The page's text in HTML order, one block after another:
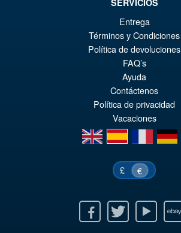
PRE ORDENA
Entrega
Términos y Condiciones
Política de devoluciones
FAQ’s
Ayuda
Contáctenos
Política de privacidad
Vacaciones
en
es fr de
£ €
Twitter Youtube Ebay